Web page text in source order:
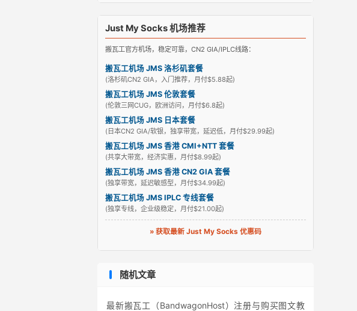
Just My Socks 机场推荐
搬瓦工官方机场，稳定可靠，CN2 GIA/IPLC线路：
搬瓦工机场 JMS 洛杉矶套餐
(洛杉矶CN2 GIA，入门推荐，月付$5.88起)
搬瓦工机场 JMS 伦敦套餐
(伦敦三网CUG，欧洲访问，月付$6.8起)
搬瓦工机场 JMS 日本套餐
(日本CN2 GIA/软银，独享带宽，延迟低，月付$29.99起)
搬瓦工机场 JMS 香港 CMI+NTT 套餐
(共享大带宽，经济实惠，月付$8.99起)
搬瓦工机场 JMS 香港 CN2 GIA 套餐
(独享带宽，延迟敏感型，月付$34.99起)
搬瓦工机场 JMS IPLC 专线套餐
(独享专线，企业级稳定，月付$21.00起)
» 获取最新 Just My Socks 优惠码
随机文章
最新搬瓦工（BandwagonHost）注册与购买图文教